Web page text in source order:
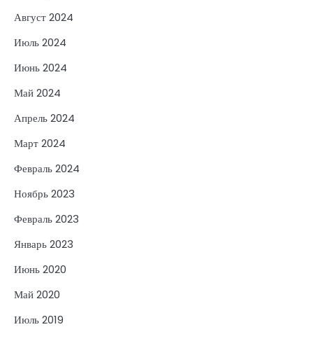
Август 2024
Июль 2024
Июнь 2024
Май 2024
Апрель 2024
Март 2024
Февраль 2024
Ноябрь 2023
Февраль 2023
Январь 2023
Июнь 2020
Май 2020
Июль 2019